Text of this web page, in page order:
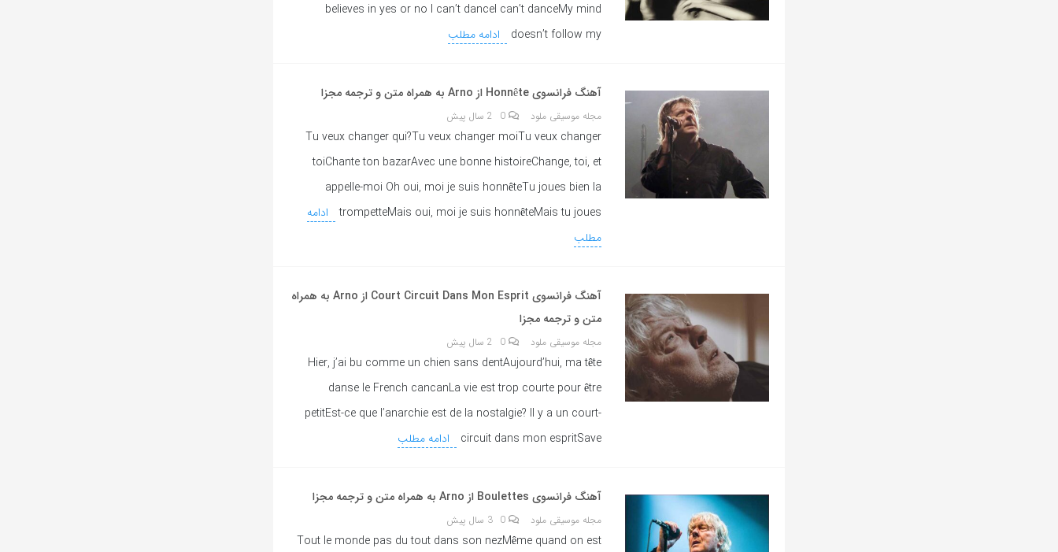
believes in yes or no I can’t danceI can’t danceMy mind
doesn’t follow my
ادامه مطلب
آهنگ فرانسوی Honnête از Arno به همراه متن و ترجمه مجزا
مجله موسیقی ملود 0 2 سال پیش
Tu veux changer qui?Tu veux changer moiTu veux changer
toiChante ton bazarAvec une bonne histoireChange, toi, et
appelle-moi Oh oui, moi je suis honnêteTu joues bien la
trompetteMais oui, moi je suis honnêteMais tu joues
ادامه
مطلب
آهنگ فرانسوی Court Circuit Dans Mon Esprit از Arno به همراه
متن و ترجمه مجزا
مجله موسیقی ملود 0 2 سال پیش
Hier, j’ai bu comme un chien sans dentAujourd’hui, ma tête
danse le French cancanLa vie est trop courte pour être
petitEst-ce que l’anarchie est de la nostalgie? Il y a un court-
circuit dans mon espritSave
ادامه مطلب
آهنگ فرانسوی Boulettes از Arno به همراه متن و ترجمه مجزا
مجله موسیقی ملود 0 3 سال پیش
Tout le monde pas du tout dans son nezMême quand on est